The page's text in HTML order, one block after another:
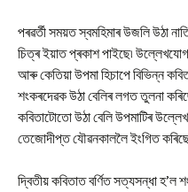
পৰৱৰ্তী সময়ত স্বমহিমাৰ উজলি উঠা
চিত্ৰ ইয়াত প্ৰকাশ পাইছে৷
আৰু কেতিয়া উপমা হিচাপে বিভিন্ন
শংকৰদেৱক উঠা বেলিৰ লগত তুলনা
কবিতাটোতো উঠা বেলি উপমাটিৰ
তেজোদীপ্ত যৌৱনকাললৈ ইংগিত
দ্বিতীয় কবিতাত বৰ্ণিত সত্যসন্ধা হ’ল